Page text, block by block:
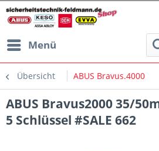
Menü
Übersicht ABUS Bravus.4000
ABUS Bravus2000 35/
5 Schlüssel #SALE 662